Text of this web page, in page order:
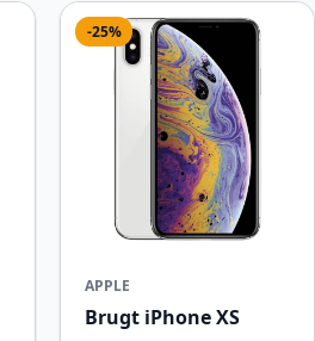
-25%
APPLE
Brugt iPhone XS